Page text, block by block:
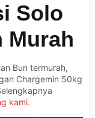
Solo
Murah
Bun termurah,
Chargemin 50kg
kami.